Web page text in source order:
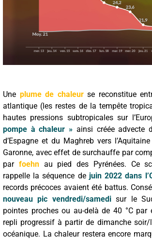
Une plume de chaleur se reconstitue
atlantique (les restes de la tempête
hautes pressions subtropicales sur
pompe à chaleur » ainsi créée advecte
d’Espagne et du Maghreb vers
Garonne, avec effet de surchauffe par
par foehnau pied des Pyrénées. Ce
rappelle la séquence de juin 2022 dans
records précoces avaient été battus.
nouveau pic vendredi/samedisur le
pointes proches ou au-delà de 40 °C par
repli progressif à partir de dimanche
océanique. La chaleur restera encore